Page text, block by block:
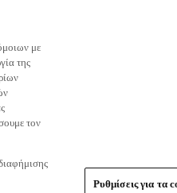
με
της
τον
Ρυθμίσεις για τα